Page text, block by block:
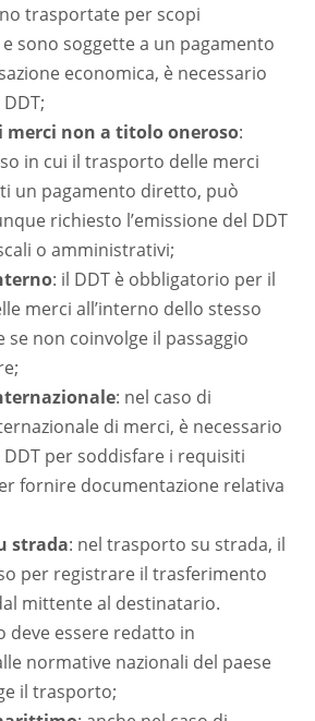
trasportate per scopi
sono soggette a un pagamento
economica, è necessario
merci non a titolo oneroso:
in cui il trasporto delle merci
un pagamento diretto, può
richiesto l’emissione del DDT
o amministrativi;
: il DDT è obbligatorio per il
merci all’interno dello stesso
se non coinvolge il passaggio
: nel caso di
di merci, è necessario
per soddisfare i requisiti
fornire documentazione relativa
strada: nel trasporto su strada, il
per registrare il trasferimento
mittente al destinatario.
deve essere redatto in
normative nazionali del paese
il trasporto;